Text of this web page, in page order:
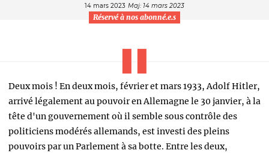
14 mars 2023 Maj: 14 mars 2023
Réservé à nos abonné.e.s
Deux mois ! En deux mois, février et mars 1933, Adolf Hitler,
arrivé légalement au pouvoir en Allemagne le 30 janvier, à la
tête d'un gouvernement où il semble sous contrôle des
politiciens modérés allemands, est investi des pleins
pouvoirs par un Parlement à sa botte. Entre les deux,